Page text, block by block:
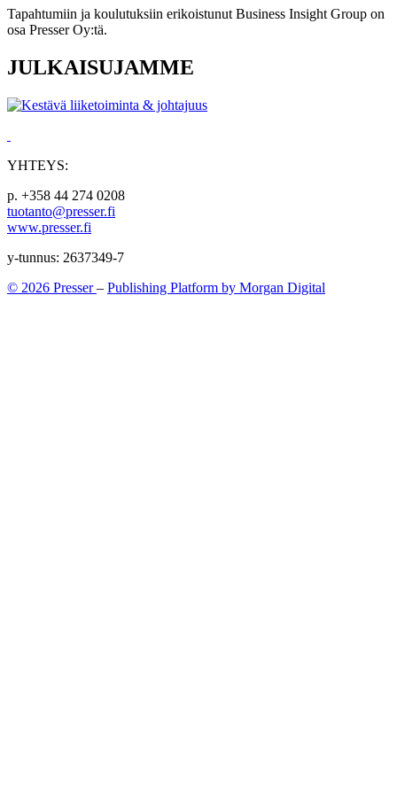
Tapahtumiin ja koulutuksiin erikoistunut Business Insight Group on
osa Presser Oy:tä.
JULKAISUJAMME
YHTEYS:
p. +358 44 274 0208
tuotanto@presser.fi
www.presser.fi
y-tunnus: 2637349-7
© 2026 Presser– Publishing Platform by Morgan Digital